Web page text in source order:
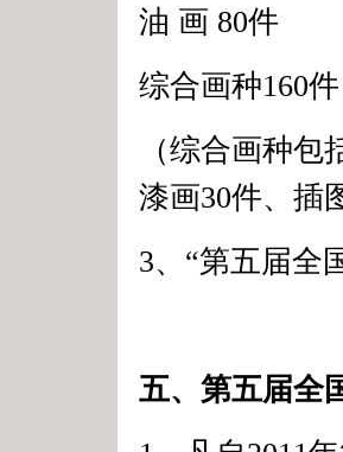
油 画 80件
综合画种160
（综合画种
漆画30件、插
3、“第五届全
五、第五届全